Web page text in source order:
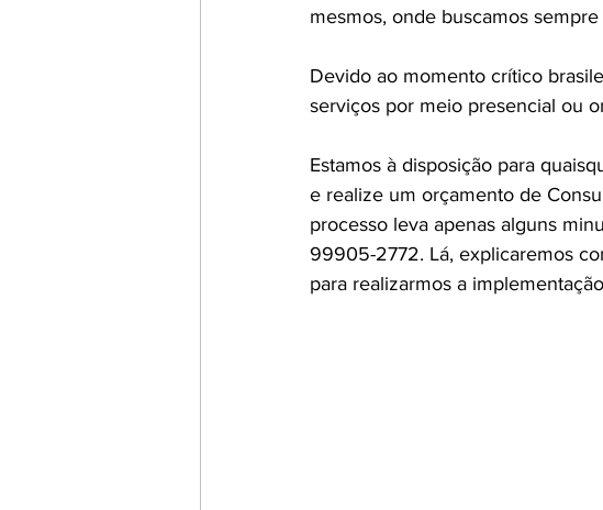
mesmos, onde buscamos
Devido ao momento crítico
serviços por meio presencial ou
Estamos à disposição para
e realize um orçamento de
processo leva apenas alguns
99905-2772. Lá, explicaremos
para realizarmos a